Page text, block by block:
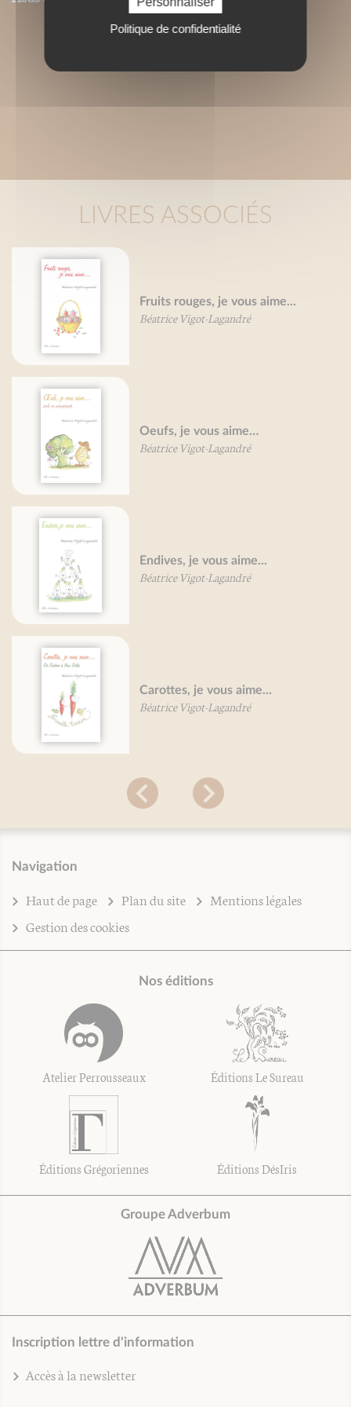
LIVRES ASSOCIÉS
Fruits rouges, je vous aime...
Béatrice Vigot-Lagandré
Oeufs, je vous aime…
Béatrice Vigot-Lagandré
Endives, je vous aime...
Béatrice Vigot-Lagandré
Carottes, je vous aime...
Béatrice Vigot-Lagandré
Navigation
Haut de page Plan du site
Mentions légales
Gestion des cookies
Nos éditions
Atelier Perrousseaux Éditions Le Sureau
Éditions Grégoriennes Éditions DésIris
Groupe Adverbum
Inscription lettre d'information
Accès à la newsletter
Politique de confidentialité